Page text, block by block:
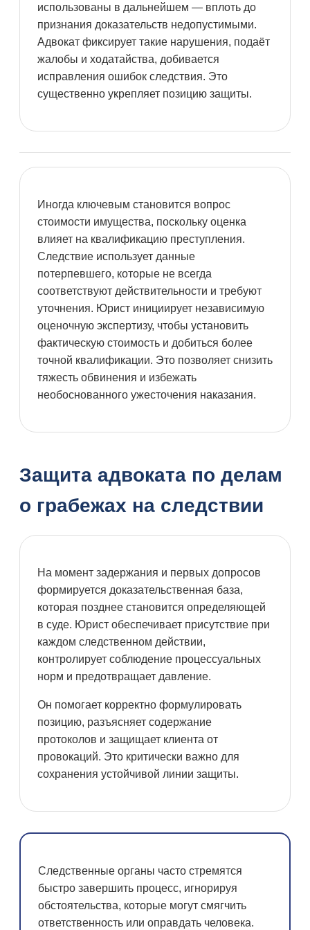
использованы в дальнейшем — вплоть до
признания доказательств недопустимыми.
Адвокат фиксирует такие нарушения, подаёт
жалобы и ходатайства, добивается
исправления ошибок следствия. Это
существенно укрепляет позицию защиты.
Иногда ключевым становится вопрос
стоимости имущества, поскольку оценка
влияет на квалификацию преступления.
Следствие использует данные
потерпевшего, которые не всегда
соответствуют действительности и требуют
уточнения. Юрист инициирует независимую
оценочную экспертизу, чтобы установить
фактическую стоимость и добиться более
точной квалификации. Это позволяет снизить
тяжесть обвинения и избежать
необоснованного ужесточения наказания.
Защита адвоката по делам
о грабежах на следствии
На момент задержания и первых допросов
формируется доказательственная база,
которая позднее становится определяющей
в суде. Юрист обеспечивает присутствие при
каждом следственном действии,
контролирует соблюдение процессуальных
норм и предотвращает давление.
Он помогает корректно формулировать
позицию, разъясняет содержание
протоколов и защищает клиента от
провокаций. Это критически важно для
сохранения устойчивой линии защиты.
Следственные органы часто стремятся
быстро завершить процесс, игнорируя
обстоятельства, которые могут смягчить
ответственность или оправдать человека.